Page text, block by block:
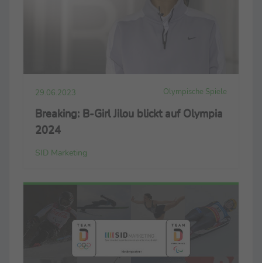
29.06.2023 Olympische Spiele
Breaking: B-Girl Jilou blickt auf Olympia
2024
SID Marketing